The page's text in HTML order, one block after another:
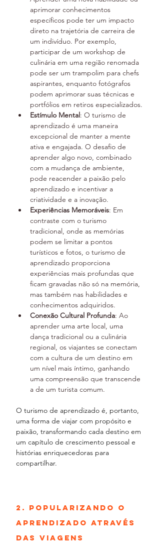
aprimorar conhecimentos
específicos pode ter um impacto
direto na trajetória de carreira de
um indivíduo. Por exemplo,
participar de um workshop de
culinária em uma região renomada
pode ser um trampolim para chefs
aspirantes, enquanto fotógrafos
podem aprimorar suas técnicas e
portfólios em retiros especializados.
Estímulo Mental: O turismo de
aprendizado é uma maneira
excepcional de manter a mente
ativa e engajada. O desafio de
aprender algo novo, combinado
com a mudança de ambiente,
pode reacender a paixão pelo
aprendizado e incentivar a
criatividade e a inovação.
Experiências Memoráveis: Em
contraste com o turismo
tradicional, onde as memórias
podem se limitar a pontos
turísticos e fotos, o turismo de
aprendizado proporciona
experiências mais profundas que
ficam gravadas não só na memória,
mas também nas habilidades e
conhecimentos adquiridos.
Conexão Cultural Profunda: Ao
aprender uma arte local, uma
dança tradicional ou a culinária
regional, os viajantes se conectam
com a cultura de um destino em
um nível mais íntimo, ganhando
uma compreensão que transcende
a de um turista comum.
O turismo de aprendizado é, portanto,
uma forma de viajar com propósito e
paixão, transformando cada destino em
um capítulo de crescimento pessoal e
histórias enriquecedoras para
compartilhar.
2. Popularizando o
Aprendizado Através
das Viagens